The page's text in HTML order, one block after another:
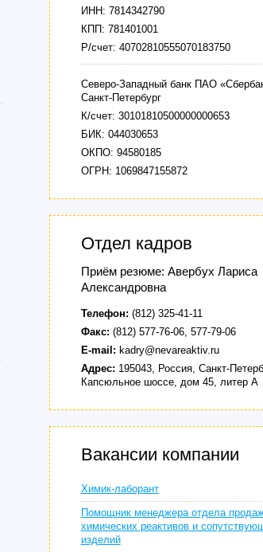
ИНН: 7814342790
КПП: 781401001
Р/счет: 40702810555070183750
Северо-Западный банк ПАО
Санкт-Петербург
К/счет: 30101810500000000653
БИК: 044030653
ОКПО: 94580185
ОГРН: 1069847155872
Отдел кадров
Приём резюме: Авербух Лариса
Александровна
Телефон: (812) 325-41-11
Факс: (812) 577-76-06, 577-79-06
E-mail: kadry@nevareaktiv.ru
Адрес: 195043, Россия, Санкт-
Капсюльное шоссе, дом 45, литер А
Вакансии компании
Химик-лаборант
Помощник менеджера отдела
химических реактивов и
изделий